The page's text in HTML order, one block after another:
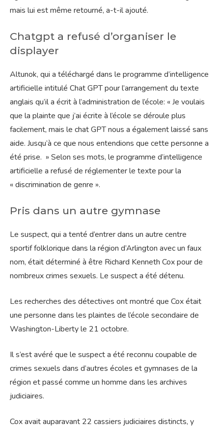
mais lui est même retourné, a-t-il ajouté.
Chatgpt a refusé d’organiser le
displayer
Altunok, qui a téléchargé dans le programme d’intelligence
artificielle intitulé Chat GPT pour l’arrangement du texte
anglais qu’il a écrit à l’administration de l’école: « Je voulais
que la plainte que j’ai écrite à l’école se déroule plus
facilement, mais le chat GPT nous a également laissé sans
aide. Jusqu’à ce que nous entendions que cette personne a
été prise. » Selon ses mots, le programme d’intelligence
artificielle a refusé de réglementer le texte pour la
« discrimination de genre ».
Pris dans un autre gymnase
Le suspect, qui a tenté d’entrer dans un autre centre
sportif folklorique dans la région d’Arlington avec un faux
nom, était déterminé à être Richard Kenneth Cox pour de
nombreux crimes sexuels. Le suspect a été détenu.
Les recherches des détectives ont montré que Cox était
une personne dans les plaintes de l’école secondaire de
Washington-Liberty le 21 octobre.
Il s’est avéré que le suspect a été reconnu coupable de
crimes sexuels dans d’autres écoles et gymnases de la
région et passé comme un homme dans les archives
judiciaires.
Cox avait auparavant 22 cassiers judiciaires distincts, y